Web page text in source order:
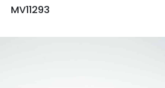
MV11293